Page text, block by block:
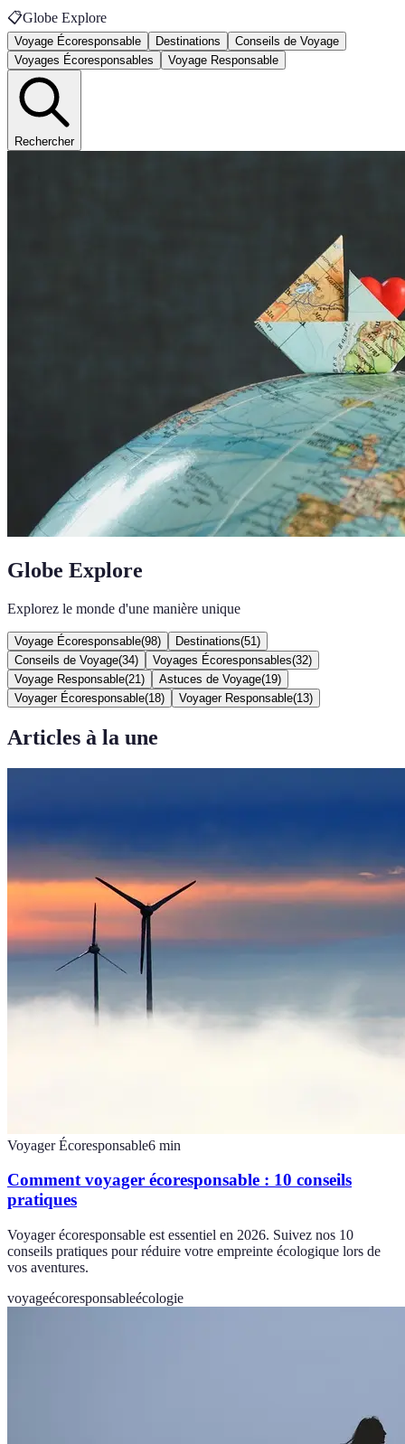
📋Globe Explore
Voyage Écoresponsable Destinations
Conseils de Voyage
Voyages Écoresponsables
Voyage Responsable
Rechercher
Globe Explore
Explorez le monde d'une manière unique
Voyage Écoresponsable(98) Destinations(51 )
Conseils de Voyage(34) Voyages Écoresponsables(32)
Voyage Responsable(21 ) Astuces de Voyage(19)
Voyager Écoresponsable(18) Voyager Responsable(13)
Articles à la une
Voyager Écoresponsable6 min
Comment voyager écoresponsable : 10 conseils
pratiques
Voyager écoresponsable est essentiel en 2026. Suivez nos 10
conseils pratiques pour réduire votre empreinte écologique lors de
vos aventures.
voyageécoresponsableécologie